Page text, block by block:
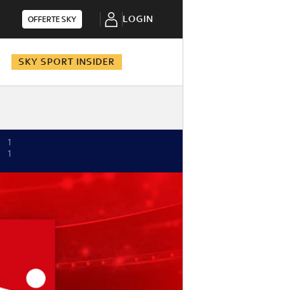
OFFERTE SKY LOGIN
SKY SPORT INSIDER
1
1